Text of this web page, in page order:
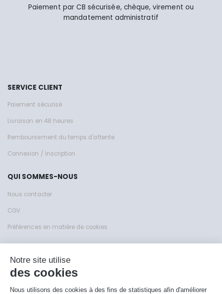
Paiement par CB sécurisée, chèque, virement ou
mandatement administratif
SERVICE CLIENT
Paiement sécurisé
Livraison en 48 heures
Remboursement du temps d'attente
Connexion / Inscription
QUI SOMMES-NOUS
Nous contacter
CGV
Préférences en matière de cookies